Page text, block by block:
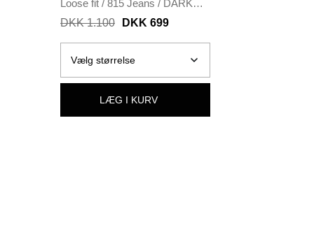
Loose fit / 815 Jeans / DARK
BLUE
DKK 1.100 DKK 699
LÆG I KURV